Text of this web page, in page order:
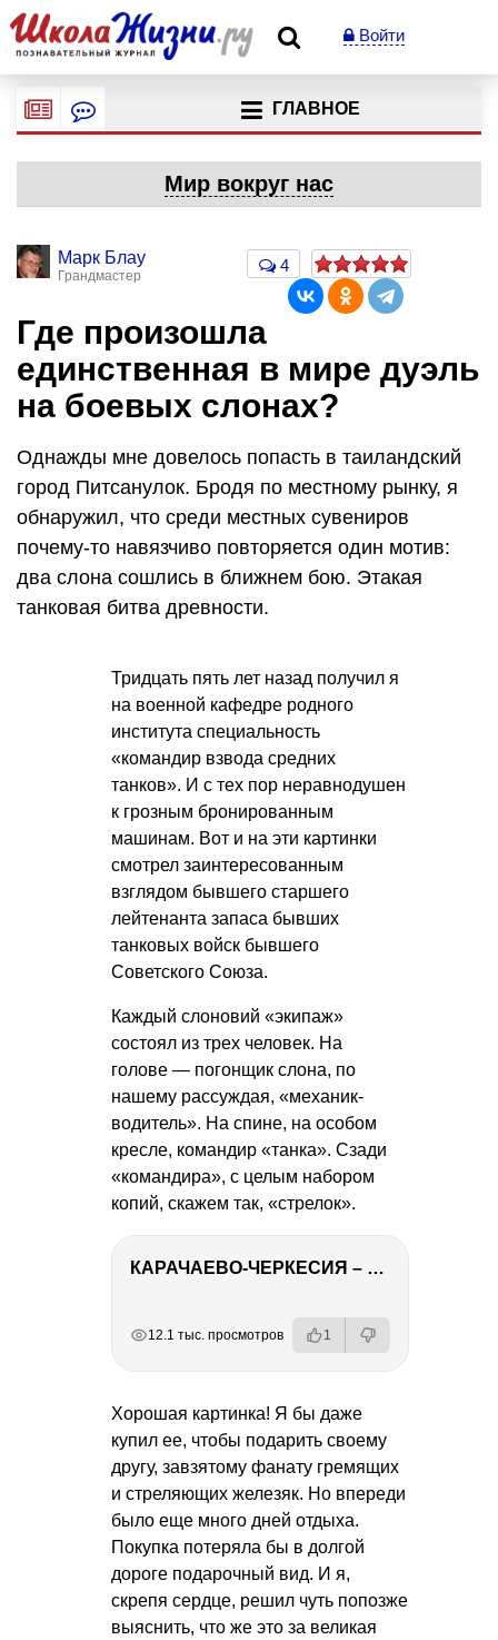
Войти
ГЛАВНОЕ
Мир вокруг нас
Марк Блау
Грандмастер
4
Где произошла
единственная в мире дуэль
на боевых слонах?
Однажды мне довелось попасть в таиландский
город Питсанулок. Бродя по местному рынку, я
обнаружил, что среди местных сувениров
почему-то навязчиво повторяется один мотив:
два слона сошлись в ближнем бою. Этакая
танковая битва древности.
Тридцать пять лет назад получил я
на военной кафедре родного
института специальность
«командир взвода средних
танков». И с тех пор неравнодушен
к грозным бронированным
машинам. Вот и на эти картинки
смотрел заинтересованным
взглядом бывшего старшего
лейтенанта запаса бывших
танковых войск бывшего
Советского Союза.
Каждый слоновий «экипаж»
состоял из трех человек. На
голове — погонщик слона, по
нашему рассуждая, «механик-
водитель». На спине, на особом
кресле, командир «танка». Сзади
«командира», с целым набором
копий, скажем так, «стрелок».
КАРАЧАЕВО-ЧЕРКЕСИЯ – ПУТЕШЕСТВИЕ НА КАВКАЗ часть 2
12.1 тыс. просмотров 1
Хорошая картинка! Я бы даже
купил ее, чтобы подарить своему
другу, завзятому фанату гремящих
и стреляющих железяк. Но впереди
было еще много дней отдыха.
Покупка потеряла бы в долгой
дороге подарочный вид. И я,
скрепя сердце, решил чуть попозже
выяснить, что же это за великая